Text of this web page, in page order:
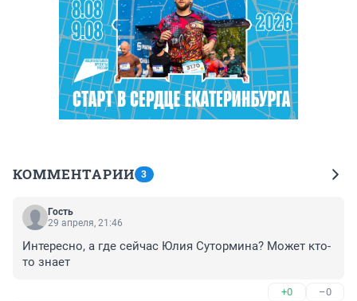
КОММЕНТАРИИ 3
Гость
29 апреля, 21:46
Интересно, а где сейчас Юлия Сутормина? Может кто-
то знает
+0 –0